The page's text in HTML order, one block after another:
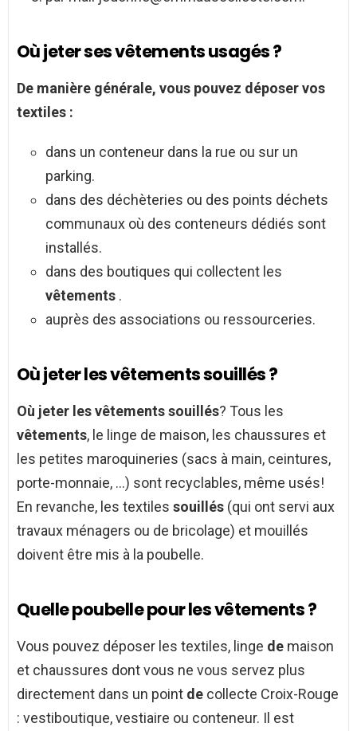
Où jeter ses vêtements usagés ?
De manière générale, vous pouvez déposer vos
textiles :
dans un conteneur dans la rue ou sur un
parking.
dans des déchèteries ou des points déchets
communaux où des conteneurs dédiés sont
installés.
dans des boutiques qui collectent les
vêtements .
auprès des associations ou ressourceries.
Où jeter les vêtements souillés ?
Où jeter les vêtements souillés? Tous les
vêtements, le linge de maison, les chaussures et
les petites maroquineries (sacs à main, ceintures,
porte-monnaie, …) sont recyclables, même usés!
En revanche, les textiles souillés (qui ont servi aux
travaux ménagers ou de bricolage) et mouillés
doivent être mis à la poubelle.
Quelle poubelle pour les vêtements ?
Vous pouvez déposer les textiles, linge de maison
et chaussures dont vous ne vous servez plus
directement dans un point de collecte Croix-Rouge
: vestiboutique, vestiaire ou conteneur. Il est